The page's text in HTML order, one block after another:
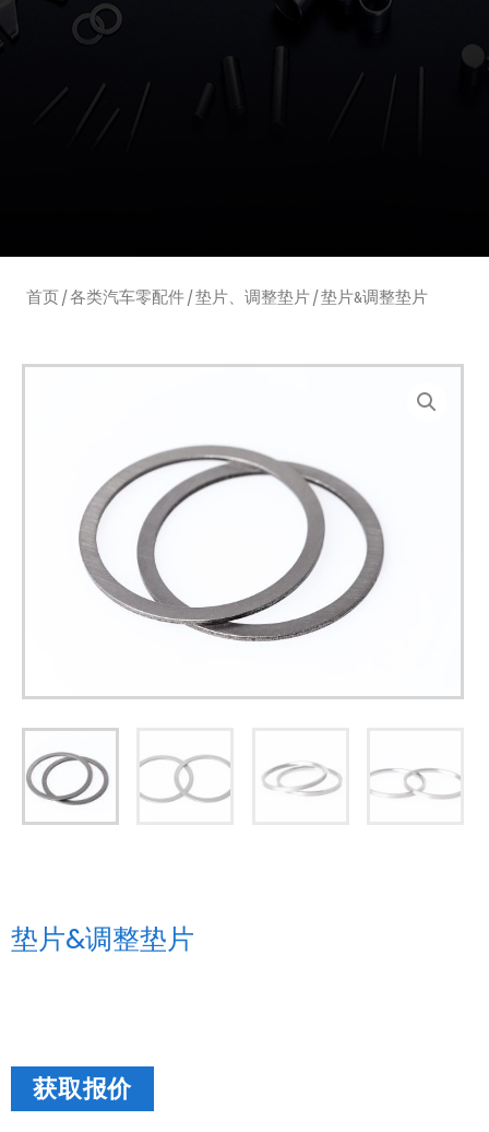
首页/各类汽车零配件/垫片、调整垫片/ 垫片&调整垫片
垫片&调整垫片
获取报价